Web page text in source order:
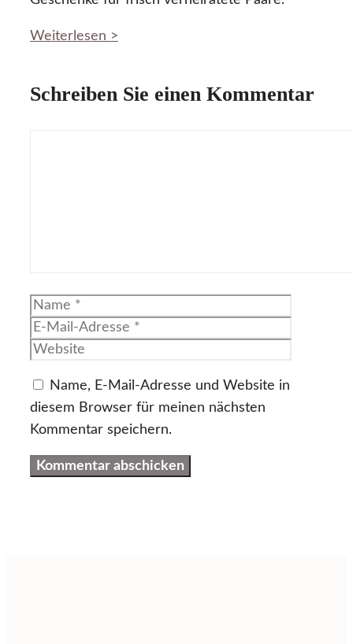
Weiterlesen >
Schreiben Sie einen Kommentar
Name
Name, E-Mail-Adresse und Website in
diesem Browser für meinen nächsten
Kommentar speichern.